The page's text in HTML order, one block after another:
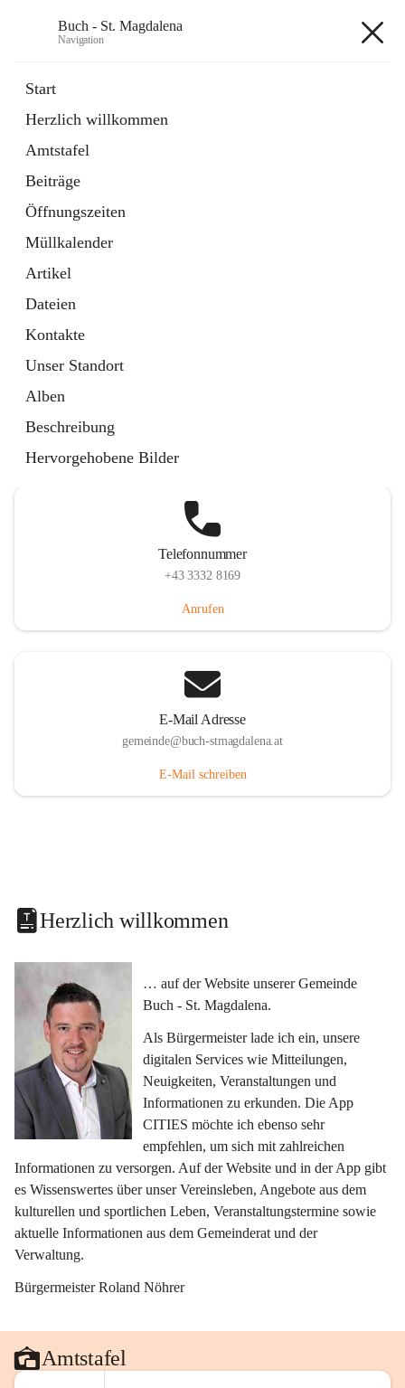
Buch - St. Magdalena
Navigation
Start
Herzlich willkommen
Amtstafel
Beiträge
Öffnungszeiten
Müllkalender
Artikel
Dateien
Kontakte
Unser Standort
Alben
Beschreibung
Hervorgehobene Bilder
11 Schnellzugriffe
Bürgerservice
10 Schnellzugriffe
Telefonnummer
+43 3332 8169
Anrufen
E-Mail Adresse
gemeinde@buch-stmagdalena.at
E-Mail schreiben
Herzlich willkommen
… auf der Website unserer Gemeinde
Buch - St. Magdalena.
Als Bürgermeister lade ich ein, unsere
digitalen Services wie Mitteilungen,
Neuigkeiten, Veranstaltungen und
Informationen zu erkunden. Die App
CITIES möchte ich ebenso sehr
empfehlen, um sich mit zahlreichen
Informationen zu versorgen. Auf der Website und in der App gibt
es Wissenswertes über unser Vereinsleben, Angebote aus dem
kulturellen und sportlichen Leben, Veranstaltungstermine sowie
aktuelle Informationen aus dem Gemeinderat und der
Verwaltung.
Bürgermeister Roland Nöhrer
Amtstafel